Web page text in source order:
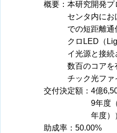
概要：本研究開発
センタ内にお
での短距離通
クロLED（
イ光源と接続
数百のコアを
チック光ファ
交付決定額：4億
9年度
年度）
助成率：50.00%